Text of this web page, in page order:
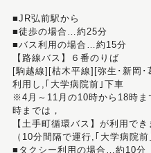
■JR弘前駅から
■徒歩の場合…約25分
■バス利用の場合…約15分
【路線バス】６番のりば
[駒越線][枯木平線][弥生･新岡
利用し,｢大学病院前｣下車
※4月～11月の10時から18時
時までは，
【土手町循環バス】が利用でき
（10分間隔で運行,｢大学病院前
■タクシー利用の場合…約10分